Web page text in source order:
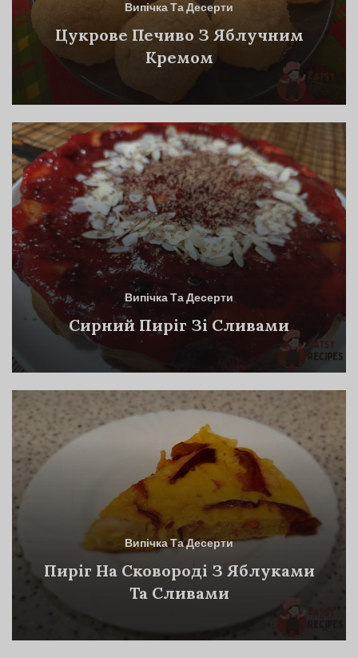
Випічка Та Десерти
Цукрове Печиво З Яблучним
Кремом
Випічка Та Десерти
Сирний Пиріг Зі Сливами
Випічка Та Десерти
Пиріг На Сковороді З Яблуками
Та Сливами